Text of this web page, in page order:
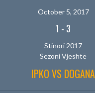
October 5, 2017
1 - 3
Stinori 2017
Sezoni Vjeshtë
IPKO VS DOGANA